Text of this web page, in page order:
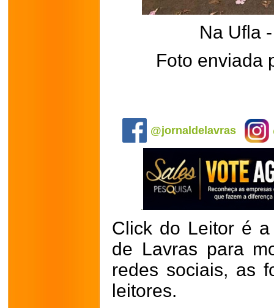
Na Ufla
Foto enviada
@jornaldelavras
Click do Leitor é
de Lavras para
redes sociais, as
leitores.